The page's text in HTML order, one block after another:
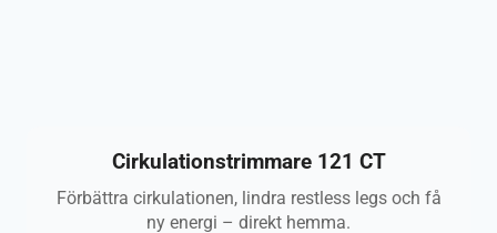
Cirkulationstrimmare 121 CT
Förbättra cirkulationen, lindra restless legs och få
ny energi – direkt hemma.